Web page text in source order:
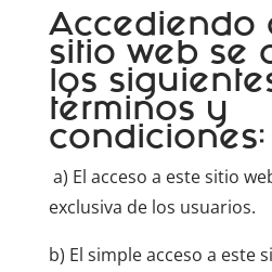
Accediendo
sitio web se
los
términos y
condiciones:
a) El acceso a este sitio
exclusiva de los usuarios.
b) El simple acceso a este